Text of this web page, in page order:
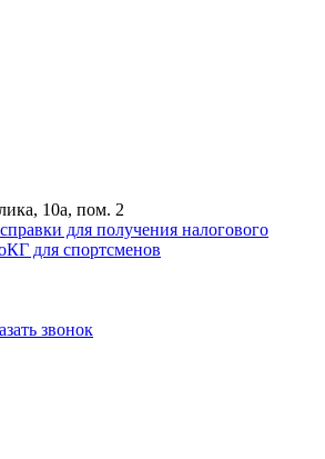
10а, пом. 2
для получения налогового
для спортсменов
звонок